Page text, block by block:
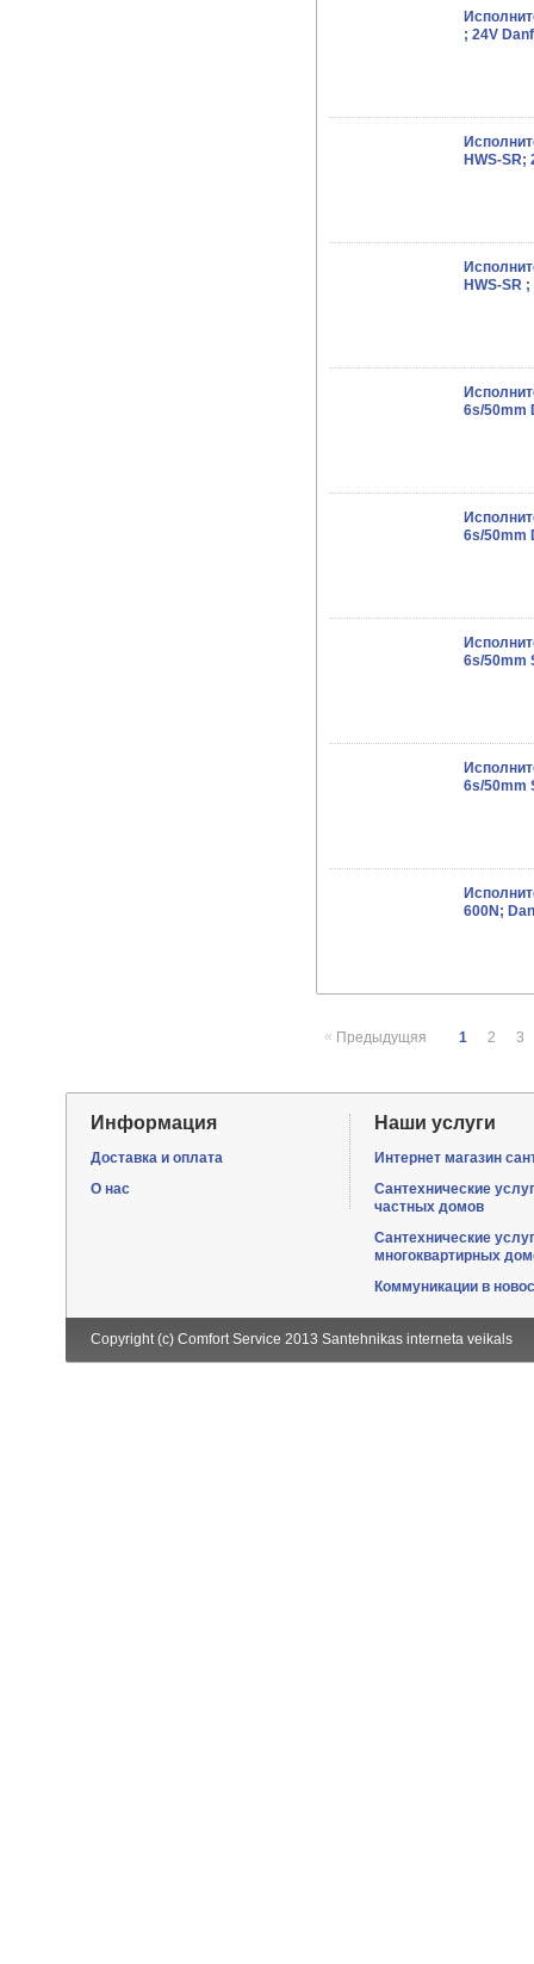
; 24V
HWS-SR;
HWS-SR
6s/50mm
6s/50mm
6s/50mm
6s/50mm
600N;
« Предыдущяя 1 2 3
Информация
Доставка и оплата
О нас
Наши услуги
Интернет магазин
Сантехнические
частных домов
Сантехнические
многоквартирных
Коммуникации в
Copyright (c) Comfort Service 2013 Santehnikas interneta veikals